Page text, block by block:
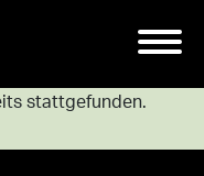
stattgefunden.